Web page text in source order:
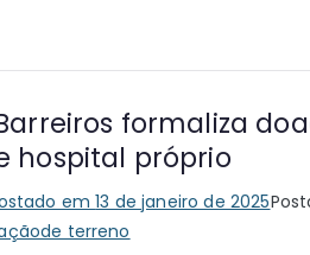
formaliza
hospital próprio
em13 de janeiro de 2025
terreno